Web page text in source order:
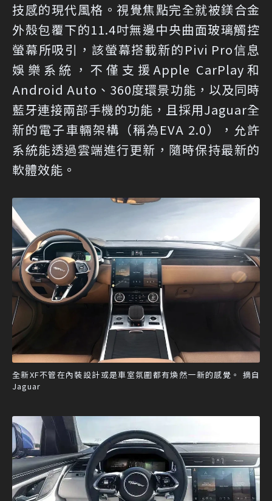
技感的現代風格。視覺焦點完全就被鎂合金
外殼包覆下的11.4吋無邊中央曲面玻璃觸控
螢幕所吸引，該螢幕搭載新的Pivi Pro信息
娛樂系統，不僅支援Apple CarPlay和
Android Auto、360度環景功能，以及同時
藍牙連接兩部手機的功能，且採用Jaguar全
新的電子車輛架構（稱為EVA 2.0），允許
系統能透過雲端進行更新，隨時保持最新的
軟體效能。
全新XF不管在內裝設計或是車室氛圍都有煥然一新的感覺。 摘自
Jaguar